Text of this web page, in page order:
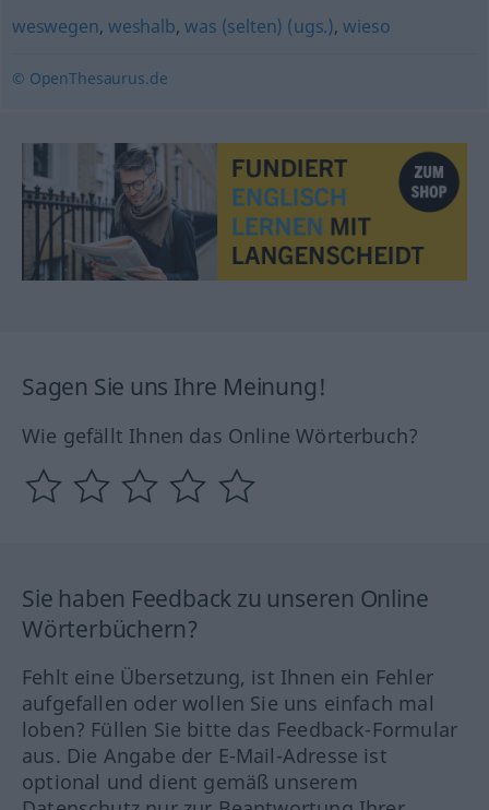
weswegen, weshalb,was (selten) (ugs.),wieso
© OpenThesaurus.de
Sagen Sie uns Ihre Meinung!
Wie gefällt Ihnen das Online Wörterbuch?
Sie haben Feedback zu unseren Online
Wörterbüchern?
Fehlt eine Übersetzung, ist Ihnen ein Fehler
aufgefallen oder wollen Sie uns einfach mal
loben? Füllen Sie bitte das Feedback-Formular
aus. Die Angabe der E-Mail-Adresse ist
optional und dient gemäß unserem